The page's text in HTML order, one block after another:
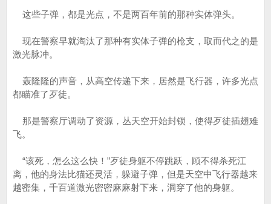
这些子弹，都是光点，不是两百年前的那种实体弹头。
现在警察早就淘汰了那种有实体子弹的枪支，取而代之的是
激光脉冲。
轰隆隆的声音，从高空传递下来，居然是飞行器，许多光点
都瞄准了歹徒。
那是警察厅调动了资源，丛天空开始封锁，使得歹徒插翅难
飞。
“该死，怎么这么快！”歹徒身躯不停跳跃，顾不得杀死江
离，他的身法比猫还灵活，躲避子弹，但是天空中飞行器越来
越密集，千百道激光密密麻麻射下来，洞穿了他的身躯。